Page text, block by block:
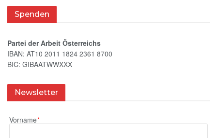
Spenden
Partei der Arbeit Österreichs
IBAN: AT10 2011 1824 2361 8700
BIC: GIBAATWWXXX
Newsletter
Vorname*